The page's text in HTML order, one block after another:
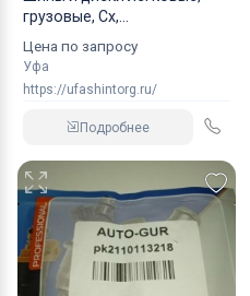
грузовые, Сх,
Цена по запросу
Уфа
https://ufashintorg.ru/
Подробнее